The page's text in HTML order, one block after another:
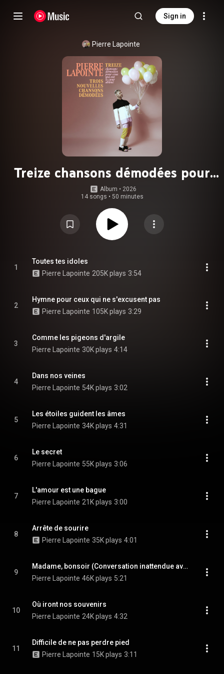
Sign in
Pierre Lapointe
Treize chansons démodées pour
ceux qui ont le cœur abîmé
Album • 2026
14 songs • 50 minutes
1
Toutes tes idoles
Pierre Lapointe 205K plays 3:54
2
Hymne pour ceux qui ne s'excusent pas
Pierre Lapointe 105K plays 3:29
3
Comme les pigeons d'argile
Pierre Lapointe 30K plays 4:14
4
Dans nos veines
Pierre Lapointe 54K plays 3:02
5
Les étoiles guident les âmes
Pierre Lapointe 34K plays 4:31
6
Le secret
Pierre Lapointe 55K plays 3:06
7
L'amour est une bague
Pierre Lapointe 21K plays 3:00
8
Arrête de sourire
Pierre Lapointe 35K plays 4:01
9
Madame, bonsoir (Conversation inattendue avec la mort)
Pierre Lapointe 46K plays 5:21
10
Où iront nos souvenirs
Pierre Lapointe 24K plays 4:32
11
Difficile de ne pas perdre pied
Pierre Lapointe 15K plays 3:11